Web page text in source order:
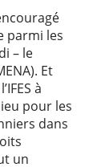
parmi les
– le
Et
à
pour les
dans
un